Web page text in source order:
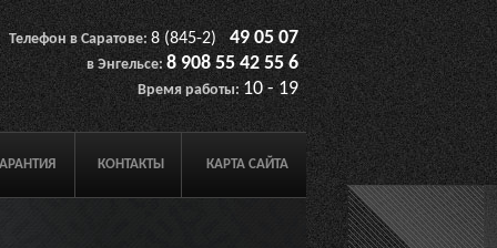
Телефон в Саратове: 8 (845-2) 49 05 07
в Энгельсе:8 90855 42 55 6
Время работы: 10 - 19
КОНТАКТЫ КАРТА САЙТА